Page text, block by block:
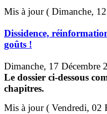
Mis à jour ( Dimanche,
Dissidence,
goûts !
Dimanche, 17 Décembre
Le dossier ci-dessous
chapitres.
Mis à jour ( Vendredi, 02